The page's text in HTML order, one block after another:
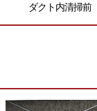
ダクト内清掃前